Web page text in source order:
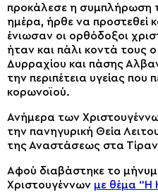
προκάλεσε η συμπλήρωση
ημέρα, ήρθε να προστεθεί
ένιωσαν οι ορθόδοξοι
ήταν και πάλι κοντά τους
Δυρραχίου και πάσης
την περιπέτεια υγείας που
κορωνοϊού.
Ανήμερα των
την πανηγυρική Θεία
της Αναστάσεως στα
Αφού διαβάστηκε το
Χριστουγέννων με θέμα “Η